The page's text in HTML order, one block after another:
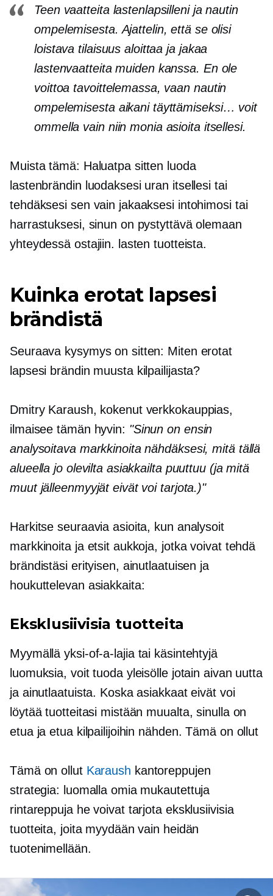
Teen vaatteita lastenlapsilleni ja nautin
ompelemisesta. Ajattelin, että se olisi
loistava tilaisuus aloittaa ja jakaa
lastenvaatteita muiden kanssa. En ole
voittoa tavoittelemassa, vaan nautin
ompelemisesta aikani täyttämiseksi… voit
ommella vain niin monia asioita itsellesi.
Muista tämä: Haluatpa sitten luoda
lastenbrändin luodaksesi uran itsellesi tai
tehdäksesi sen vain jakaaksesi intohimosi tai
harrastuksesi, sinun on pystyttävä olemaan
yhteydessä ostajiin. lasten tuotteista.
Kuinka erotat lapsesi
brändistä
Seuraava kysymys on sitten: Miten erotat
lapsesi brändin muusta kilpailijasta?
Dmitry Karaush, kokenut verkkokauppias,
ilmaisee tämän hyvin: "Sinun on ensin
analysoitava markkinoita nähdäksesi, mitä tällä
alueella jo olevilta asiakkailta puuttuu (ja mitä
muut jälleenmyyjät eivät voi tarjota.)"
Harkitse seuraavia asioita, kun analysoit
markkinoita ja etsit aukkoja, jotka voivat tehdä
brändistäsi erityisen, ainutlaatuisen ja
houkuttelevan asiakkaita:
Eksklusiivisia tuotteita
Myymälläyksi-of-a-lajiatai käsintehtyjä
luomuksia, voit tuoda yleisölle jotain aivan uutta
ja ainutlaatuista. Koska asiakkaat eivät voi
löytää tuotteitasi mistään muualta, sinulla on
etua ja etua kilpailijoihin nähden. Tämä on ollut
Tämä on ollut Karaush kantoreppujen
strategia: luomalla omia mukautettuja
rintareppuja he voivat tarjota eksklusiivisia
tuotteita, joita myydään vain heidän
tuotenimellään.